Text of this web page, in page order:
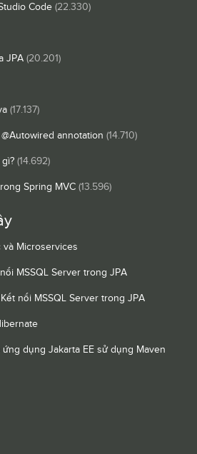
Code (22.330)
JPA (20.201)
(17.137)
annotation (14.710)
(14.692)
Spring MVC (13.596)
và Microservices
MSSQL Server trong JPA
Kết nối MSSQL Server trong JPA
ứng dụng Jakarta EE sử dụng Maven